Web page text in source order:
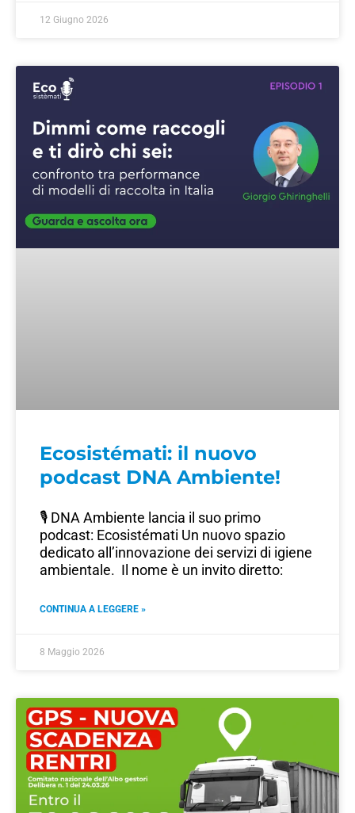
12 Giugno 2026
Ecosistémati: il nuovo
podcast DNA Ambiente!
🎙️ DNA Ambiente lancia il suo primo
podcast: Ecosistémati Un nuovo spazio
dedicato all’innovazione dei servizi di igiene
ambientale. Il nome è un invito diretto:
CONTINUA A LEGGERE »
8 Maggio 2026